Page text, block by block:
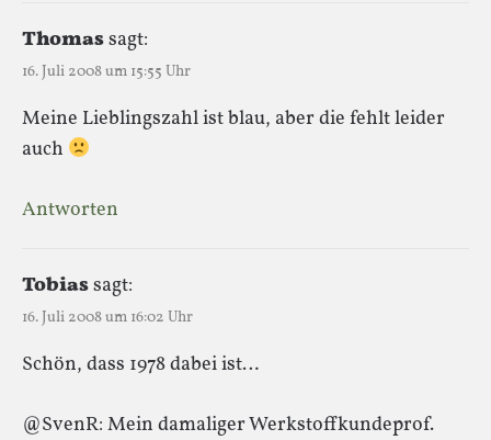
Thomassagt:
16. Juli 2008 um 15:55 Uhr
Meine Lieblingszahl ist blau, aber die fehlt leider
auch
Antworten
Tobiassagt:
16. Juli 2008 um 16:02 Uhr
Schön, dass 1978 dabei ist…
@SvenR: Mein damaliger Werkstoffkundeprof.